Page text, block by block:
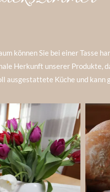
können Sie bei einer Tasse
Herkunft unserer Produkte,
ausgestattete Küche und kann